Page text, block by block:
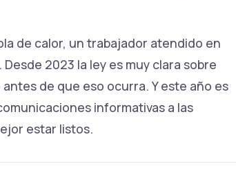
de calor, un trabajador atendido en
2023 la ley es muy clara sobre
de que eso ocurra. Y este año es
informativas a las
estar listos.